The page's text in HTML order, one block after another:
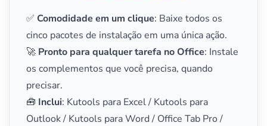
✅ Comodidade em um clique: Baixe todos os
cinco pacotes de instalação em uma única ação.
🚀 Pronto para qualquer tarefa no Office: Instale
os complementos que você precisa, quando
precisar.
🧰 Inclui: Kutools para Excel / Kutools para
Outlook / Kutools para Word / Office Tab Pro /